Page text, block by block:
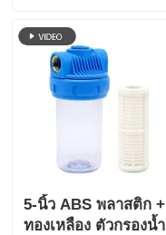
5-นิ้ว ABS พลาสติก +
ทองเหลือง ตัวกรองน้ำ